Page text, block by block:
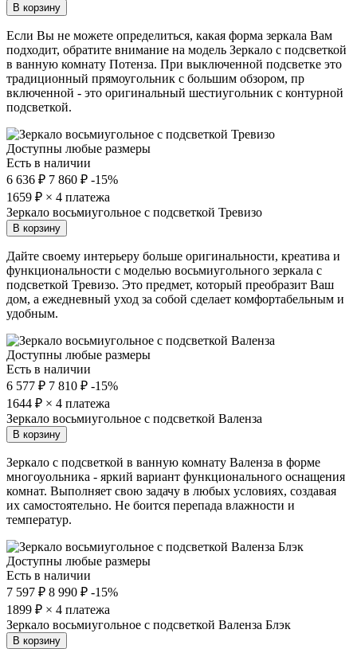
В корзину
Если Вы не можете определиться, какая форма зеркала Вам
подходит, обратите внимание на модель Зеркало с подсветкой
в ванную комнату Потенза. При выключенной подсветке это
традиционный прямоугольник с большим обзором, пр
включенной - это оригинальный шестиугольник с контурной
подсветкой.
Доступны любые размеры
Есть в наличии
6 636 ₽ 7 860 ₽ -15%
1659 ₽ × 4 платежа
Зеркало восьмиугольное с подсветкой Тревизо
В корзину
Дайте своему интерьеру больше оригинальности, креатива и
функциональности с моделью восьмиугольного зеркала с
подсветкой Тревизо. Это предмет, который преобразит Ваш
дом, а ежедневный уход за собой сделает комфортабельным и
удобным.
Доступны любые размеры
Есть в наличии
6 577 ₽ 7 810 ₽ -15%
1644 ₽ × 4 платежа
Зеркало восьмиугольное с подсветкой Валенза
В корзину
Зеркало с подсветкой в ванную комнату Валенза в форме
многоуольника - яркий вариант функционального оснащения
комнат. Выполняет свою задачу в любых условиях, создавая
их самостоятельно. Не боится перепада влажности и
температур.
Доступны любые размеры
Есть в наличии
7 597 ₽ 8 990 ₽ -15%
1899 ₽ × 4 платежа
Зеркало восьмиугольное с подсветкой Валенза Блэк
В корзину